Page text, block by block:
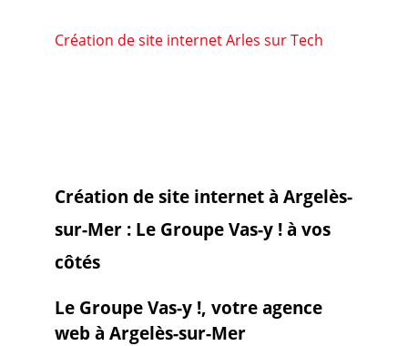
Création de site internet Arles sur Tech
Création de site internet à Argelès-
sur-Mer : Le Groupe Vas-y ! à vos
côtés
Le Groupe Vas-y !, votre agence
web à Argelès-sur-Mer